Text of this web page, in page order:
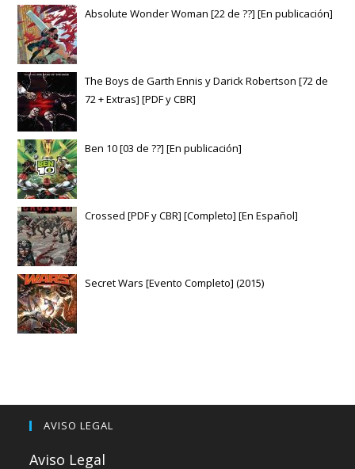
Absolute Wonder Woman [22 de ??] [En publicación]
The Boys de Garth Ennis y Darick Robertson [72 de
72 + Extras] [PDF y CBR]
Ben 10 [03 de ??] [En publicación]
Crossed [PDF y CBR] [Completo] [En Español]
Secret Wars [Evento Completo] (2015)
AVISO LEGAL
Aviso Legal